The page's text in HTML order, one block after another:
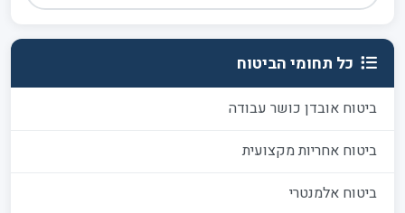
כל תחומי הביטוח
ביטוח אובדן כושר עבודה
ביטוח אחריות מקצועית
ביטוח אלמנטרי